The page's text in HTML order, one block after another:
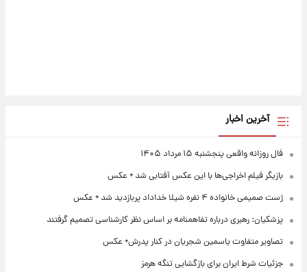
آخرین اخبار
فال روزانه واقعی پنجشنبه ۱۵ مرداد ۱۴۰۵
بازیگر فیلم اخراجی‌ها با این عکس آفتابی شد + عکس
ژست صمیمی خانواده ۴ نفره شیلا خداداد پربازدید شد + عکس
پزشکیان: رهبری درباره تفاهمنامه بر اساس نظر کارشناسی تصمیم گرفتند
تصاویر متفاوت یاسمین شجریان در کنار پدرش+ عکس
جزئیات شرط ایران برای بازگشایی تنگه هرمز